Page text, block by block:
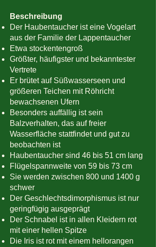
Beschreibung
Der Haubentaucher ist eine Vogelart
aus der Familie der Lappentaucher
Etwa stockentengroß
Größter, häufigster und bekanntester
Vertrete
Er brütet auf Süßwasserseen und
größeren Teichen mit Röhricht
bewachsenen Ufern
Besonders auffällig ist sein
Balzverhalten, das auf freier
Wasserfläche stattfindet und gut zu
beobachten ist
Haubentaucher sind 46 bis 51 cm lang
Flügelspannweite von 59 bis 73 cm
Sie werden zwischen 800 und 1400 g
schwer
Der Geschlechtsdimorphismus ist nur
geringfügig ausgeprägt
Der Schnabel ist in allen Kleidern rot
mit einer hellen Spitze
Die Iris ist rot mit einem hellorangen